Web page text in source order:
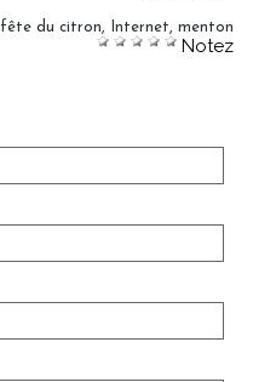
fête du citron Internet menton
Notez